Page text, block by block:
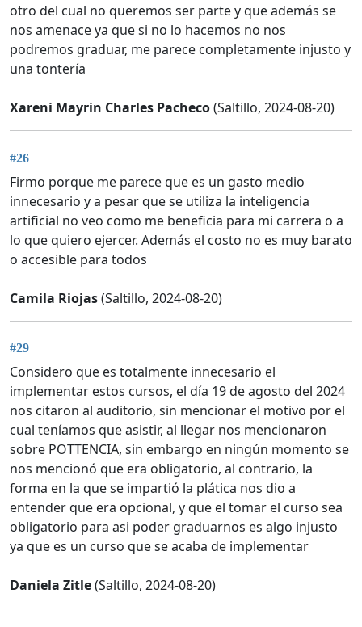
otro del cual no queremos ser parte y que además se
nos amenace ya que si no lo hacemos no nos
podremos graduar, me parece completamente injusto y
una tontería
Xareni Mayrin Charles Pacheco(Saltillo, 2024-08-20)
#26
Firmo porque me parece que es un gasto medio
innecesario y a pesar que se utiliza la inteligencia
artificial no veo como me beneficia para mi carrera o a
lo que quiero ejercer. Además el costo no es muy barato
o accesible para todos
Camila Riojas(Saltillo, 2024-08-20)
#29
Considero que es totalmente innecesario el
implementar estos cursos, el día 19 de agosto del 2024
nos citaron al auditorio, sin mencionar el motivo por el
cual teníamos que asistir, al llegar nos mencionaron
sobre POTTENCIA, sin embargo en ningún momento se
nos mencionó que era obligatorio, al contrario, la
forma en la que se impartió la plática nos dio a
entender que era opcional, y que el tomar el curso sea
obligatorio para asi poder graduarnos es algo injusto
ya que es un curso que se acaba de implementar
Daniela Zitle(Saltillo, 2024-08-20)